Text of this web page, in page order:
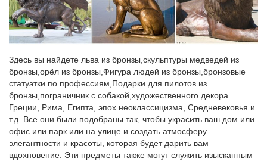
символ 2018 года-собака | Записи в рубрике символ 2018…
Очень оригинально получается подставка под горячее
«Собака», не правда ли? Вы легко свяжете крючком этот
белого и серого цвета, а также пряжа черного цвета; –
синтепон; – крючок для вязания; – ножницы; – игла.
galereya-kartinok3tjc.irbis-master.ru/ю/2
Куплю участок аксай.
Ответы@Mail.Ru: почему символ "@" получил название
"собака"?
Здесь вы найдете льва из бронзы,скульптуры медведей из
бронзы,орёл из бронзы,Фигура людей из бронзы,бронзовые
статуэтки по профессиям,Подарки для пилотов из
бронзы,пограничник с собакой,художественного декора
Греции, Рима, Египта, эпох неоклассицизма, Средневековья и
т.д. Все они были подобраны так, чтобы украсить ваш дом или
офис или парк или на улице и создать атмосферу
элегантности и красоты, которая будет дарить вам
вдохновение. Эти предметы также могут служить изысканным